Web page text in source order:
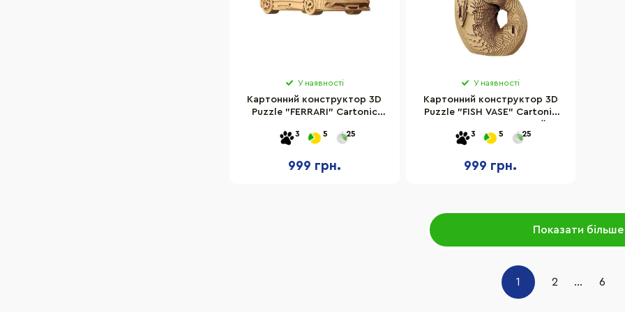
У наявності
Картонний конструктор 3D
Puzzle "FERRARI" Cartonic
3 5 25
999 грн.
У наявності
Картонний конструктор 3D
Puzzle "FISH VASE" Cartonic
3 5 25
999 грн.
Показати більше
1 2 ... 6